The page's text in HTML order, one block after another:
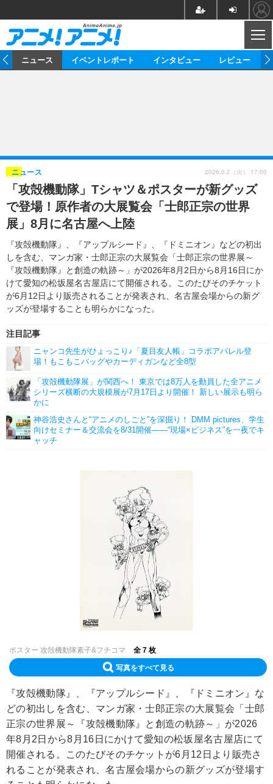
ゲーム グッズ
イベント 海外
海外イベント ビジネス
俳優・タレント アーティスト
ビジネス
アニメ 実写
書評 イベント
ゲーム 座談会
動画
アニメ
アニメ！アニメ！TV ABEMA Cafe
連載・コラム
ニュース イベントレポート インタビュー レビュー
「攻殻機動隊」Tシャツ＆ポスターが新グッズ
で登場！原作者の大展覧会「士郎正宗の世界
展」8月に名古屋へ上陸
『攻殻機動隊』、『アップルシード』、『ドミニオン』などの初出
しを含む、マンガ家・士郎正宗の大展覧会「士郎正宗の世界展～
『攻殻機動隊』と創造の軌跡～」が2026年8月2日から8月16日にか
けて愛知の松坂屋名古屋店にて開催される。このたびそのチケット
が6月12日より販売されることが発表され、名古屋会場からの新グ
ッズが登場することも明らかになった。
ニュース
注目記事
ニャンコ先生がひょっこり♪「夏目友人帳」コラボアパレル登
場！もこもこバッグやカーディガンなど全8型
「攻殻機動隊展」が関西へ！ 東京では8万人を動員した全アニメ
シリーズ横断の大規模展が7月17日より開催！ 新しい展示も明ら
かに
神谷浩史さんと“アニメのしごと”を深掘り！ DMM pictures、学生
向けセミナー＆交流会を8/31開催――“現場×ビジネス”を一夜でキ
ャッチ
2026.6.2（火） 17:00
ポスター 攻殻機動隊素子&フチコマ 全 7 枚
写真をすべて見る
『攻殻機動隊』、『アップルシード』、『ドミニオン』な
どの初出しを含む、マンガ家・士郎正宗の大展覧会「士郎
正宗の世界展～『攻殻機動隊』と創造の軌跡～」が2026
年8月2日から8月16日にかけて愛知の松坂屋名古屋店にて
開催される。このたびそのチケットが6月12日より販売さ
れることが発表され、名古屋会場からの新グッズが登場す